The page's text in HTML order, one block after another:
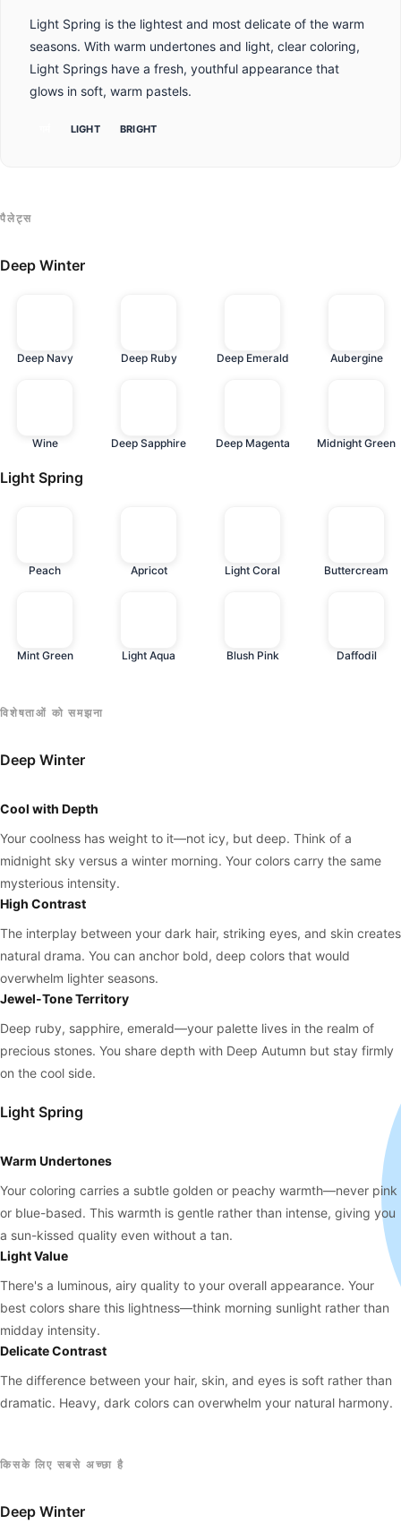
Light Spring is the lightest and most delicate of the warm
seasons. With warm undertones and light, clear coloring,
Light Springs have a fresh, youthful appearance that
glows in soft, warm pastels.
LIGHT BRIGHT
पैलेट्स
Deep Winter
Deep Navy Deep Ruby Deep Emerald Aubergine
Wine Deep Sapphire Deep Magenta Midnight Green
Light Spring
Peach Apricot Light Coral Buttercream
Mint Green Light Aqua Blush Pink Daffodil
विशेषताओं को समझना
Deep Winter
Cool with Depth
Your coolness has weight to it—not icy, but deep. Think of a
midnight sky versus a winter morning. Your colors carry the same
mysterious intensity.
High Contrast
The interplay between your dark hair, striking eyes, and skin creates
natural drama. You can anchor bold, deep colors that would
overwhelm lighter seasons.
Jewel-Tone Territory
Deep ruby, sapphire, emerald—your palette lives in the realm of
precious stones. You share depth with Deep Autumn but stay firmly
on the cool side.
Light Spring
Warm Undertones
Your coloring carries a subtle golden or peachy warmth—never pink
or blue-based. This warmth is gentle rather than intense, giving you
a sun-kissed quality even without a tan.
Light Value
There's a luminous, airy quality to your overall appearance. Your
best colors share this lightness—think morning sunlight rather than
midday intensity.
Delicate Contrast
The difference between your hair, skin, and eyes is soft rather than
dramatic. Heavy, dark colors can overwhelm your natural harmony.
किसके लिए सबसे अच्छा है
Deep Winter